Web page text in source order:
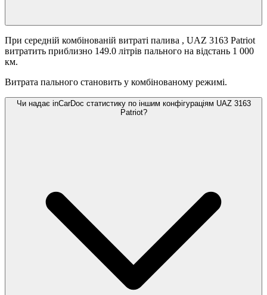
При середній комбінованій витраті палива , UAZ 3163 Patriot
витратить приблизно 149.0 літрів пального на відстань 1 000
км.
Витрата пального становить у комбінованому режимі.
Чи надає inCarDoc статистику по іншим конфігураціям UAZ 3163
Patriot?